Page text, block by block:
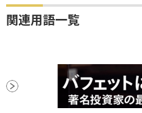
関連用語一覧